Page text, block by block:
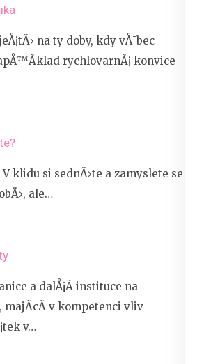
na ty doby, kdy vÅ¯bec
rychlovarnÃ¡ konvice
V klidu si sednÄ›te a zamyslete se
ale…
a dalÅ¡Ã­ instituce na
majÃ­cÃ­ v kompetenci vliv
v…